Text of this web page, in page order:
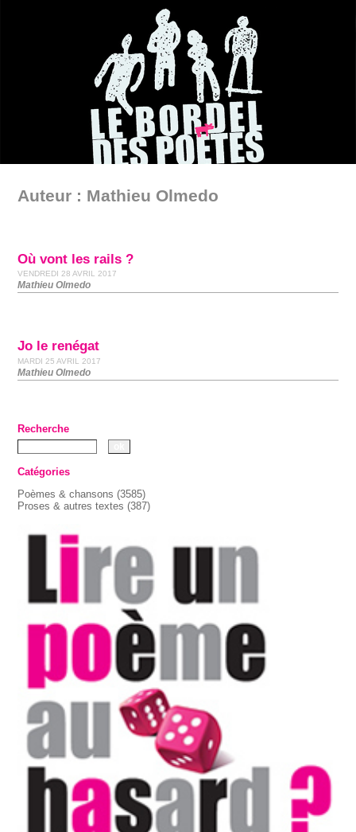
Auteur : Mathieu Olmedo
Où vont les rails ?
VENDREDI 28 AVRIL 2017
Mathieu Olmedo
Jo le renégat
MARDI 25 AVRIL 2017
Mathieu Olmedo
Recherche
Catégories
Poèmes & chansons (3585)
Proses & autres textes (387)